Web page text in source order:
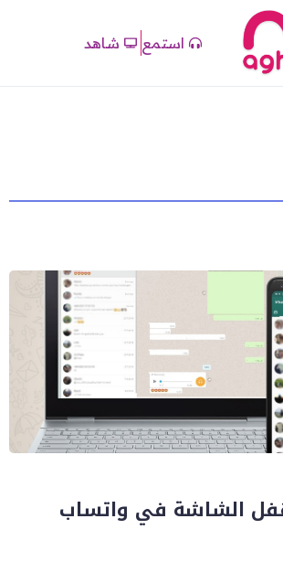
استمع شاهد
قفل الشاشة في واتساب